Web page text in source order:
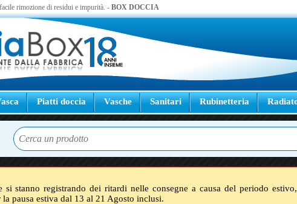
rimozione di residui e impurità. - BOX DOCCIA
Piatti doccia Vasche Sanitari Rubinetteria
stanno registrando dei ritardi nelle consegne a causa del periodo
pausa estiva dal 13 al 21 Agosto inclusi.